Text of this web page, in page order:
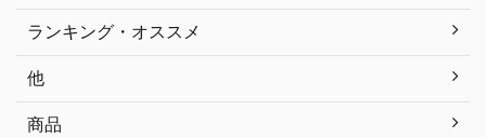
ランキング・オススメ
他
商品